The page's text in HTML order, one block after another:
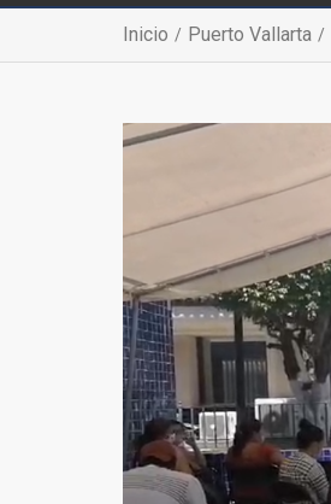
Inicio Puerto Vallarta